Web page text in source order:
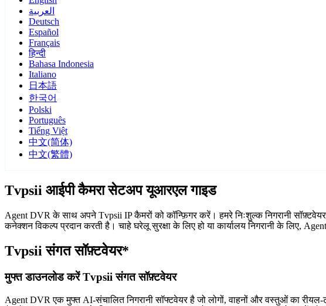
العربية
Deutsch
Español
Français
हिन्दी
Bahasa Indonesia
Italiano
日本語
한국어
Polski
Português
Tiếng Việt
中文(简体)
中文(繁體)
Tvpsii आईपी कैमरा सेटअप यूआरएल गाइड
Agent DVR के साथ अपने Tvpsii IP कैमरों को कॉन्फ़िगर करें। हमरे निःशुल्क निगरानी
कनेक्शन विकल्प प्रदान करती है। चाहे घरेलू सुरक्षा के लिए हो या कार्यालय निगरानी के लिए,
Tvpsii संगत सॉफ़्टवेयर*
मुफ्त डाउनलोड करें Tvpsii संगत सॉफ़्टवेयर
Agent DVR एक मुफ्त AI-संचालित निगरानी सॉफ्टवेयर है जो लोगों, वाहनों और वस्तुओं का